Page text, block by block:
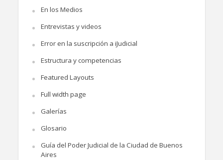
En los Medios
Entrevistas y videos
Error en la suscripción a iJudicial
Estructura y competencias
Featured Layouts
Full width page
Galerías
Glosario
Guía del Poder Judicial de la Ciudad de Buenos
Aires